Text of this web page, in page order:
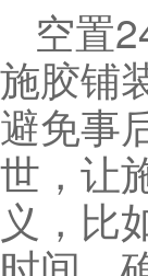
空置
施胶铺
避免事
世，让
义，比